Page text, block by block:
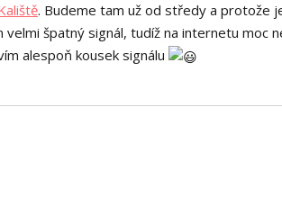
. Budeme tam už od středy a protože
velmi špatný signál, tudíž na internetu moc
alespoň kousek signálu